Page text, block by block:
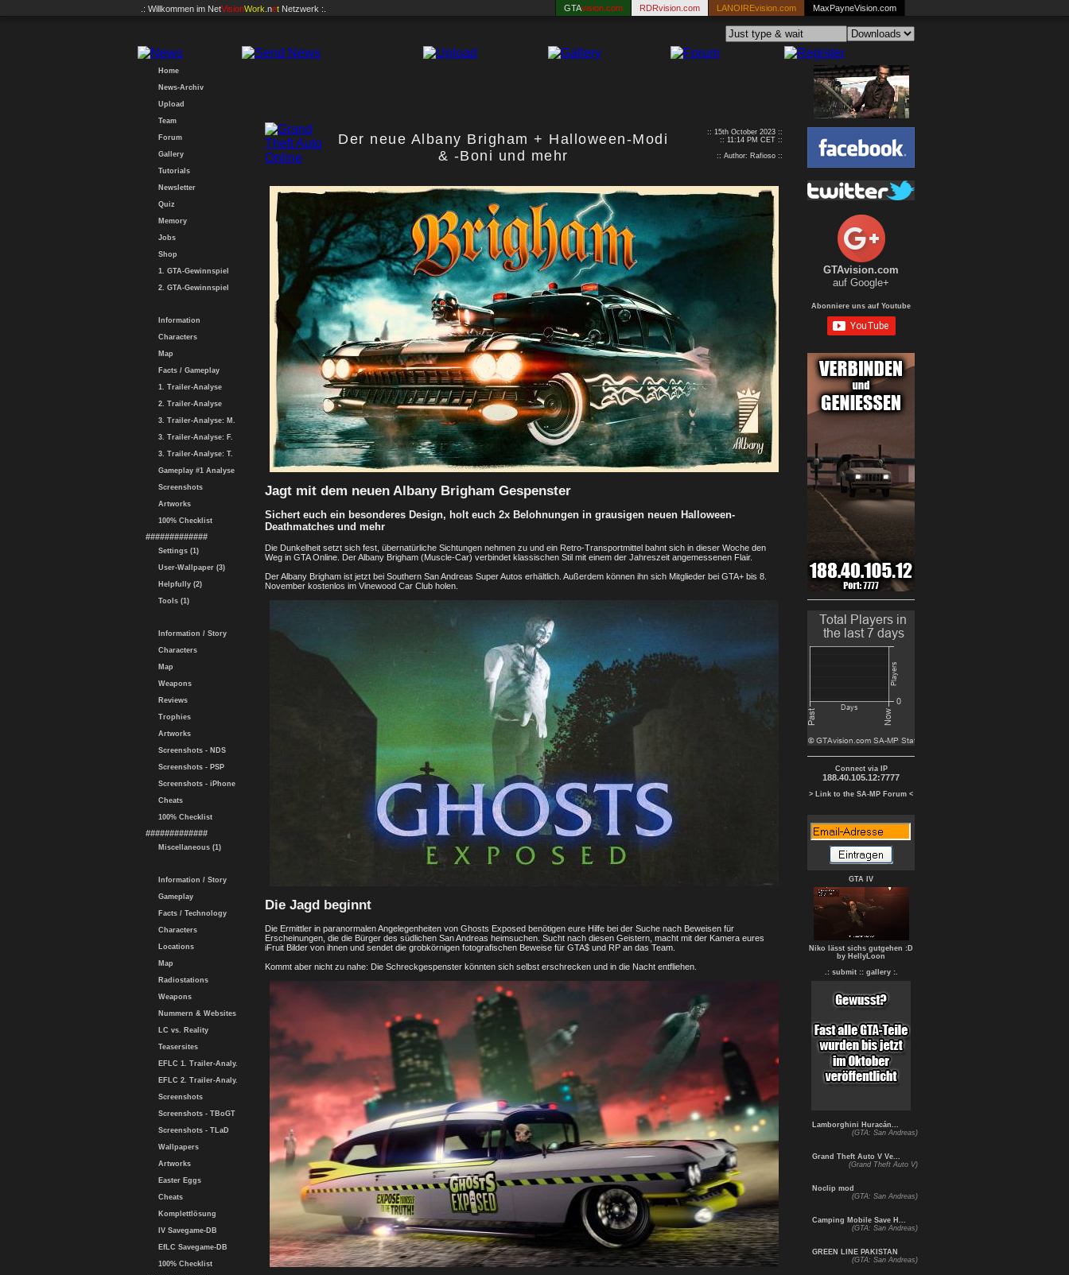
.: Willkommen im NetVisionWork .net Netzwerk :. GTAvision.com RDRvision.com LANOIREvision.com MaxPayneVision.com
Home
News-Archiv
Upload
Team
Forum
Gallery
Tutorials
Newsletter
Quiz
Memory
Jobs
Shop
1. GTA-Gewinnspiel
2. GTA-Gewinnspiel
Information
Characters
Map
Facts / Gameplay
1. Trailer-Analyse
2. Trailer-Analyse
3. Trailer-Analyse: M.
3. Trailer-Analyse: F.
3. Trailer-Analyse: T.
Gameplay #1 Analyse
Screenshots
Artworks
100% Checklist
#############
Settings (1)
User-Wallpaper (3)
Helpfully (2)
Tools (1)
Information / Story
Characters
Map
Weapons
Reviews
Trophies
Artworks
Screenshots - NDS
Screenshots - PSP
Screenshots - iPhone
Cheats
100% Checklist
#############
Miscellaneous (1)
Information / Story
Gameplay
Facts / Technology
Characters
Locations
Map
Radiostations
Weapons
Nummern & Websites
LC vs. Reality
Teasersites
EFLC 1. Trailer-Analy.
EFLC 2. Trailer-Analy.
Screenshots
Screenshots - TBoGT
Screenshots - TLaD
Wallpapers
Artworks
Easter Eggs
Cheats
Komplettlösung
IV Savegame-DB
EfLC Savegame-DB
100% Checklist
Der neue Albany Brigham + Halloween-Modi
& -Boni und mehr
:: 15th October 2023 ::
:: 11:14 PM CET ::
:: Author: Rafioso ::
Jagt mit dem neuen Albany Brigham Gespenster
Sichert euch ein besonderes Design, holt euch 2x Belohnungen in grausigen neuen Halloween-
Deathmatches und mehr
Die Dunkelheit setzt sich fest, übernatürliche Sichtungen nehmen zu und ein Retro-Transportmittel bahnt sich in dieser Woche den
Weg in GTA Online. Der Albany Brigham (Muscle-Car) verbindet klassischen Stil mit einem der Jahreszeit angemessenen Flair.
Der Albany Brigham ist jetzt bei Southern San Andreas Super Autos erhältlich. Außerdem können ihn sich Mitglieder bei GTA+ bis 8.
November kostenlos im Vinewood Car Club holen.
Die Jagd beginnt
Die Ermittler in paranormalen Angelegenheiten von Ghosts Exposed benötigen eure Hilfe bei der Suche nach Beweisen für
Erscheinungen, die die Bürger des südlichen San Andreas heimsuchen. Sucht nach diesen Geistern, macht mit der Kamera eures
iFruit Bilder von ihnen und sendet die grobkörnigen fotografischen Beweise für GTA$ und RP an das Team.
Kommt aber nicht zu nahe: Die Schreckgespenster könnten sich selbst erschrecken und in die Nacht entfliehen.
GTAvision.com
auf Google+
Abonniere uns auf Youtube
Connect via IP
188.40.105.12:7777
> Link to the SA-MP Forum <
GTA IV
Niko lässt sichs gutgehen :D
by HellyLoon
.: submit : : gallery :.
Lamborghini Huracán...
(GTA: San Andreas)
Grand Theft Auto V Ve...
(Grand Theft Auto V)
Noclip mod
(GTA: San Andreas)
Camping Mobile Save H...
(GTA: San Andreas)
GREEN LINE PAKISTAN
(GTA: San Andreas)